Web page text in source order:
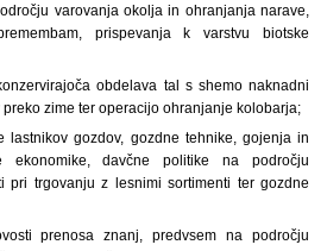
varovanja okolja in ohranjanja narave,
prispevanja k varstvu biotske
obdelava tal s shemo naknadni
zime ter operacijo ohranjanje kolobarja;
lastnikov gozdov, gozdne tehnike, gojenja in
ekonomike, davčne politike na področju
pri trgovanju z lesnimi sortimenti ter gozdne
prenosa znanj, predvsem na področju